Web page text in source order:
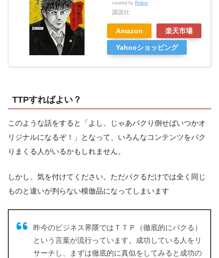
created by Rinker
講談社
Amazon 楽天市場
Yahooショッピング
TTPすればよい？
このような話をすると「よし、じゃあパクり倒せばいつかオ
リジナルになるぞ！」となって、いろんなコンテンツをパク
りまくる人がいるかもしれません。
しかし、気を付けてください。ただパクるだけでは全く同じ
ものと違いが判らない模倣品になってしまいます
昨今のビジネス界隈ではＴＴＰ（徹底的にパクる）
という言葉が流行っています。成功している人をリ
サーチし、まずは徹底的に真似をしてみると成功の